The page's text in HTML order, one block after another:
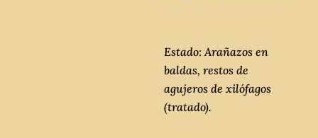
Estado: Arañazos en
baldas, restos de
agujeros de xilófagos
(tratado).